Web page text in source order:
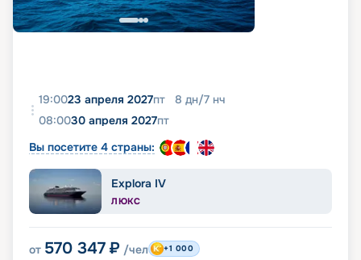
19:0023 апреля 2027пт 8 дн/7 нч
08:0030 апреля 2027пт
Вы посетите 4 страны:
Explora IV
ЛЮКС
от 570 347 ₽ /чел +1 000